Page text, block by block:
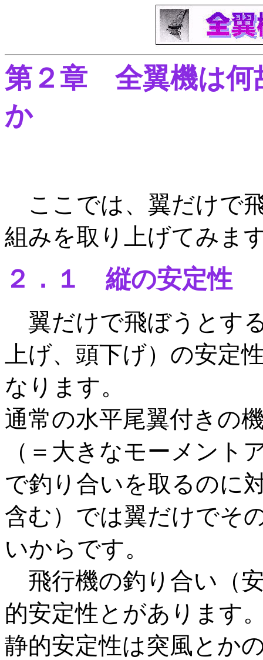
第２章 全翼機は何
か
ここでは、翼だけで
組みを取り上げてみま
２．１ 縦の安定性
翼だけで飛ぼうとす
上げ、頭下げ）の安定
なります。
通常の水平尾翼付きの
（＝大きなモーメント
で釣り合いを取るのに
含む）では翼だけでそ
いからです。
飛行機の釣り合い（
的安定性とがあります
静的安定性は突風とか